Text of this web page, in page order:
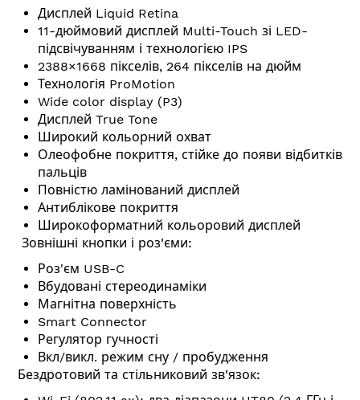
Дисплей Liquid Retina
11-дюймовий дисплей Multi-Touch зі LED-
підсвічуванням і технологією IPS
2388×1668 пікселів, 264 пікселів на дюйм
Технологія ProMotion
Wide color display (P3)
Дисплей True Tone
Широкий кольорний охват
Олеофобне покриття, стійке до появи відбитків
пальців
Повністю ламінований дисплей
Антиблікове покриття
Широкоформатний кольоровий дисплей
Зовнішні кнопки і роз'єми:
Роз'єм USB-C
Вбудовані стереодинаміки
Магнітна поверхність
Smart Connector
Регулятор гучності
Вкл/викл. режим сну / пробудження
Бездротовий та стільниковий зв'язок: